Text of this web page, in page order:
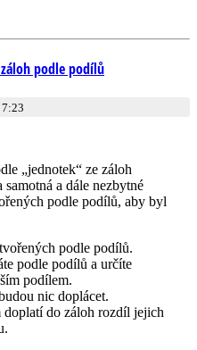
podle podílů
„jednotek“ ze záloh
a dále nezbytné
podle podílů, aby byl
podle podílů.
podle podílů a určíte
podílem.
nic doplácet.
doplatí do záloh rozdíl jejich